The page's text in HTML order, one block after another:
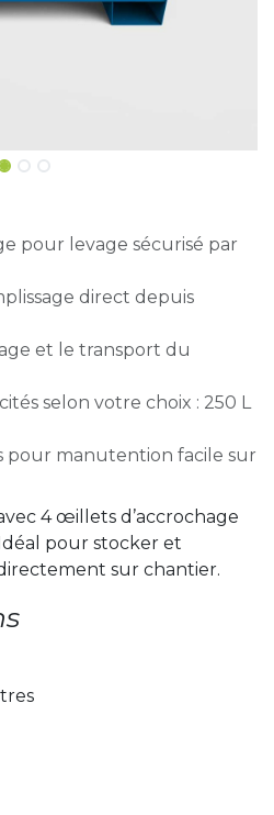
pour levage sécurisé par
direct depuis
et le transport du
selon votre choix : 250 L
pour manutention facile sur
4 œillets d’accrochage
pour stocker et
sur chantier.